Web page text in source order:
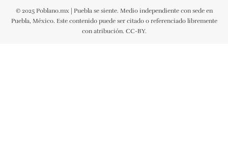
© 2025 Poblano.mx | Puebla se siente. Medio independiente con sede en
Puebla, México. Este contenido puede ser citado o referenciado libremente
con atribución. CC-BY.